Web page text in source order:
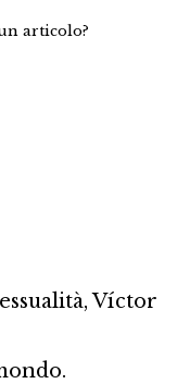
articolo?
,Víctor